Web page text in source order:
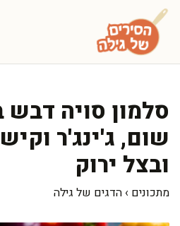
לדלג
לתוכן
סלמון סויה דבש
שום, ג'ינג'ר
ובצל ירוק
מתכונים › הדגים של גילה